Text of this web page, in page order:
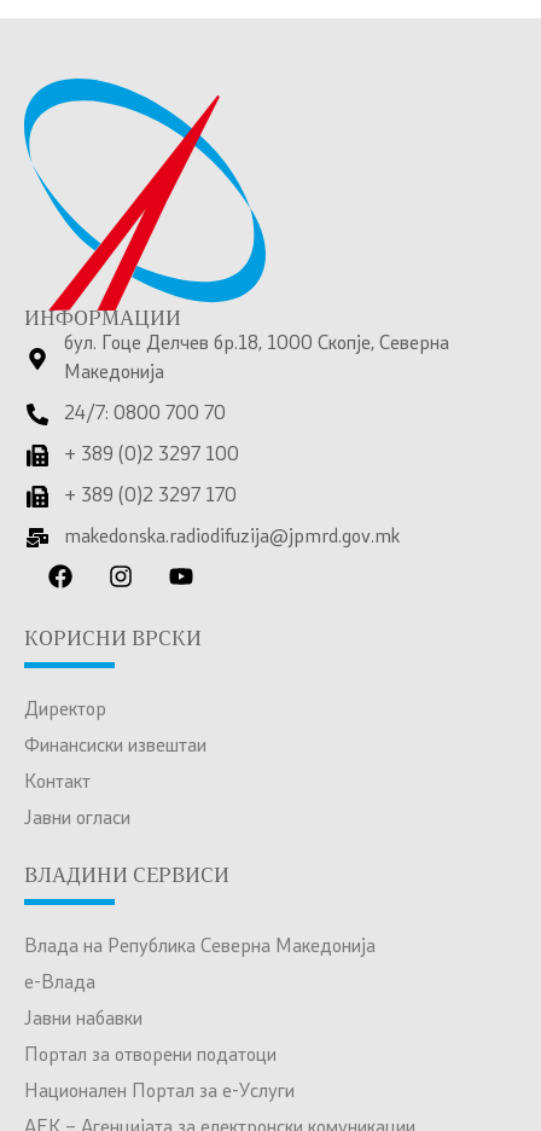
ИНФОРМАЦИИ
бул. Гоце Делчев бр.18, 1000 Скопје, Северна
Македонија
24/7: 0800 700 70
+ 389 (0)2 3297 100
+ 389 (0)2 3297 170
makedonska.radiodifuzija@jpmrd.gov.mk
КОРИСНИ ВРСКИ
Директор
Финансиски извештаи
Контакт
Јавни огласи
ВЛАДИНИ СЕРВИСИ
Влада на Република Северна Македонија
е-Влада
Јавни набавки
Портал за отворени податоци
Национален Портал за е-Услуги